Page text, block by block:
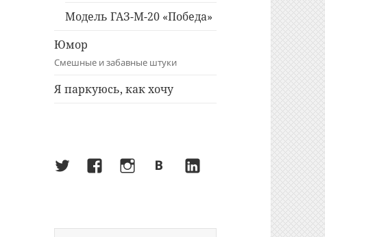
Модель ГАЗ-М-20 «Победа»
Юмор
Смешные и забавные штуки
Я паркуюсь, как хочу
TwitterFacebookInstagramВКонтакте
LinkedIn